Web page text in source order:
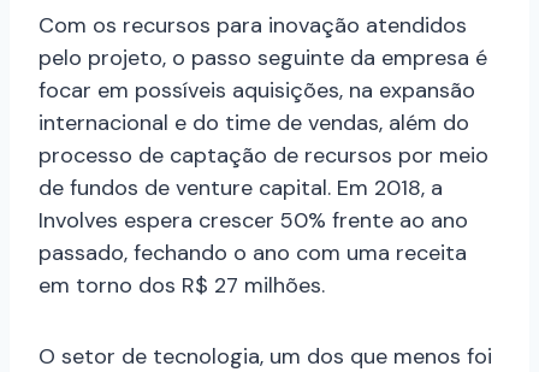
Com os recursos para inovação atendidos
pelo projeto, o passo seguinte da empresa é
focar em possíveis aquisições, na expansão
internacional e do time de vendas, além do
processo de captação de recursos por meio
de fundos de venture capital. Em 2018, a
Involves espera crescer 50% frente ao ano
passado, fechando o ano com uma receita
em torno dos R$ 27 milhões.
O setor de tecnologia, um dos que menos foi